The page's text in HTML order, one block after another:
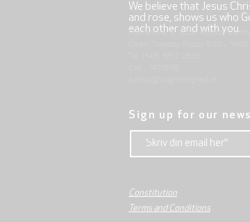
We believe that Jesus
and rose, shows us who
each other and with you.
Mjølnersvej 6, 8230 Åbyhøj,
Sign up for our
Constitution
Terms and Conditions